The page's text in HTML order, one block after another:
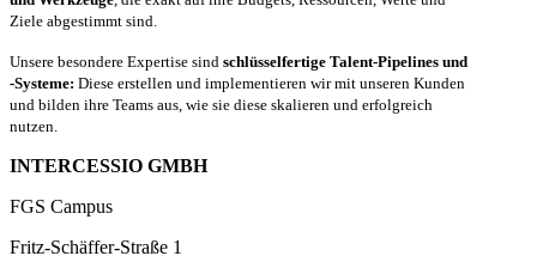
Ziele abgestimmt sind.
Unsere besondere Expertise sind schlüsselfertige Talent-Pipelines und
-Systeme: Diese erstellen und implementieren wir mit unseren Kunden
und bilden ihre Teams aus, wie sie diese skalieren und erfolgreich
nutzen.
INTERCESSIO GMBH
FGS Campus
Fritz-Schäffer-Straße 1